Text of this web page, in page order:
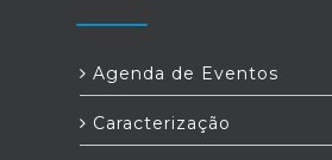
Agenda de Eventos
Caracterização